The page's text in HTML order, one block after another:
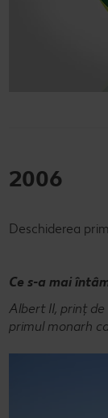
2006
Deschiderea
Ce s-a mai
Albert II, prinț de
primul monarh